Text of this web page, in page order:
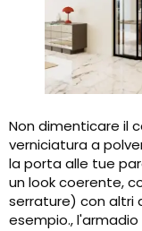
Non dimenticare il
verniciatura a
la porta alle tue
un look coerente,
serrature) con altri
esempio.,